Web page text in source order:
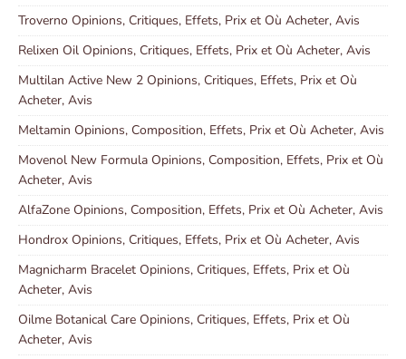
Troverno Opinions, Critiques, Effets, Prix et Où Acheter, Avis
Relixen Oil Opinions, Critiques, Effets, Prix et Où Acheter, Avis
Multilan Active New 2 Opinions, Critiques, Effets, Prix et Où
Acheter, Avis
Meltamin Opinions, Composition, Effets, Prix et Où Acheter, Avis
Movenol New Formula Opinions, Composition, Effets, Prix et Où
Acheter, Avis
AlfaZone Opinions, Composition, Effets, Prix et Où Acheter, Avis
Hondrox Opinions, Critiques, Effets, Prix et Où Acheter, Avis
Magnicharm Bracelet Opinions, Critiques, Effets, Prix et Où
Acheter, Avis
Oilme Botanical Care Opinions, Critiques, Effets, Prix et Où
Acheter, Avis